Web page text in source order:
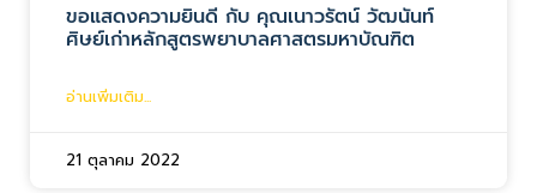
ขอแสดงความยินดี กับ คุณเนาวรัตน์ วัฒนันท์
ศิษย์เก่าหลักสูตรพยาบาลศาสตรมหาบัณฑิต
อ่านเพิ่มเติม...
21 ตุลาคม 2022